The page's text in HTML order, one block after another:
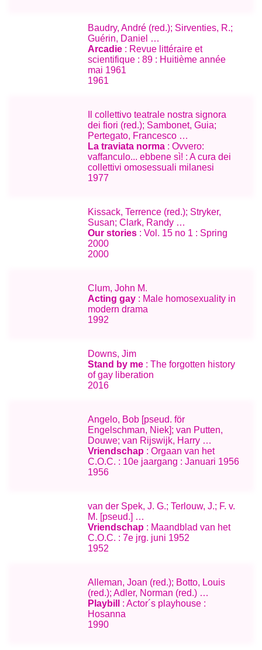
Baudry, André (red.); Sirventies, R.;
Guérin, Daniel …
Arcadie : Revue littéraire et
scientifique : 89 : Huitième année
mai 1961
1961
Il collettivo teatrale nostra signora
dei fiori (red.); Sambonet, Guia;
Pertegato, Francesco …
La traviata norma : Ovvero:
vaffanculo... ebbene sì! : A cura dei
collettivi omosessuali milanesi
1977
Kissack, Terrence (red.); Stryker,
Susan; Clark, Randy …
Our stories : Vol. 15 no 1 : Spring
2000
2000
Clum, John M.
Acting gay : Male homosexuality in
modern drama
1992
Downs, Jim
Stand by me : The forgotten history
of gay liberation
2016
Angelo, Bob [pseud. för
Engelschman, Niek]; van Putten,
Douwe; van Rijswijk, Harry …
Vriendschap : Orgaan van het
C.O.C. : 10e jaargang : Januari 1956
1956
van der Spek, J. G.; Terlouw, J.; F. v.
M. [pseud.] …
Vriendschap : Maandblad van het
C.O.C. : 7e jrg. juni 1952
1952
Alleman, Joan (red.); Botto, Louis
(red.); Adler, Norman (red.) …
Playbill
: Actor´s playhouse :
Hosanna
1990